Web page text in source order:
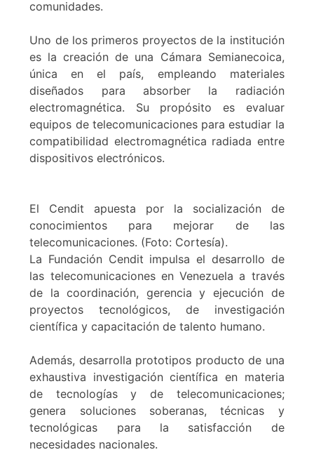
comunidades.
Uno de los primeros proyectos de la institución
es la creación de una Cámara Semianecoica,
única en el país, empleando materiales
diseñados para absorber la radiación
electromagnética. Su propósito es evaluar
equipos de telecomunicaciones para estudiar la
compatibilidad electromagnética radiada entre
dispositivos electrónicos.
El Cendit apuesta por la socialización de
conocimientos para mejorar de las
telecomunicaciones. (Foto: Cortesía).
La Fundación Cendit impulsa el desarrollo de
las telecomunicaciones en Venezuela a través
de la coordinación, gerencia y ejecución de
proyectos tecnológicos, de investigación
científica y capacitación de talento humano.
Además, desarrolla prototipos producto de una
exhaustiva investigación científica en materia
de tecnologías y de telecomunicaciones;
genera soluciones soberanas, técnicas y
tecnológicas para la satisfacción de
necesidades nacionales.